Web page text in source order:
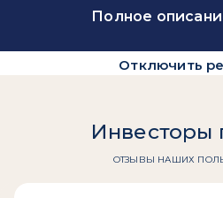
Полное
Отключить
Инвесторы
ОТЗЫВЫ НАШИХ